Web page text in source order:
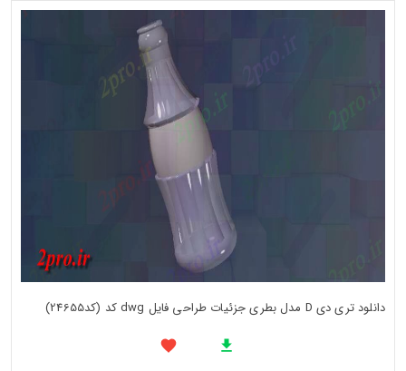
دانلود تری دی D مدل بطری جزئیات طراحی فایل dwg کد (کد24655)